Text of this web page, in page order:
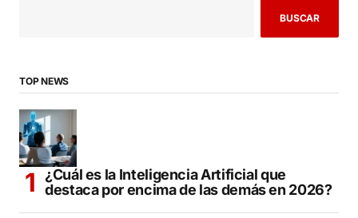
BUSCAR
TOP NEWS
¿Cuál es la Inteligencia Artificial que
destaca por encima de las demás en 2026?